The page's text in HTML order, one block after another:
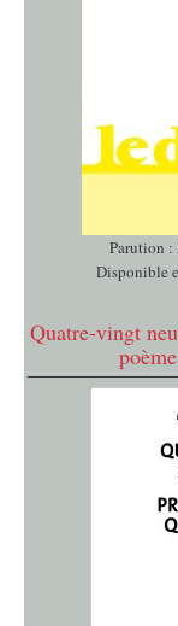
Parution :
Disponible
Quatre-vingt